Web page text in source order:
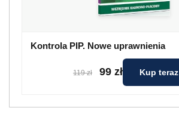
Kontrola PIP. Nowe uprawnienia
119 zł 99 zł Kup teraz